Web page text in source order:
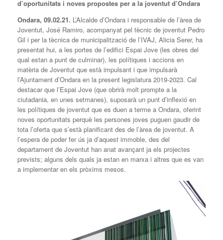
d’oportunitats i noves propostes per a la joventut d’Ondara
Ondara, 09.02.21. L’Alcalde d’Ondara i responsable de l’àrea de
Joventut, José Ramiro, acompanyat pel tècnic de joventut Pedro
Gil i per la tècnica de municipalització de l’IVAJ, Alicia Serer, ha
presentat hui, a les portes de l’edifici Espai Jove (les obres del
qual estan a punt de culminar), les polítiques i accions en
matèria de Joventut que està impulsant i que impulsarà
l’Ajuntament d’Ondara en la present legislatura 2019-2023. Cal
destacar que l’Espai Jove (que obrirà molt prompte a la
ciutadania, en unes setmanes), suposarà un punt d’inflexió en
les polítiques de joventut que es duen a terme a Ondara, oferint
noves oportunitats perquè les persones joves puguen gaudir de
tota l’oferta que s’està planificant des de l’àrea de joventut. A
l’espera de poder fer ús ja d’aquest immoble, des del
departament de Joventut han anat avançant ja els projectes
prevists; alguns dels quals ja estan en marxa i altres que es van
a implementar en els pròxims mesos.